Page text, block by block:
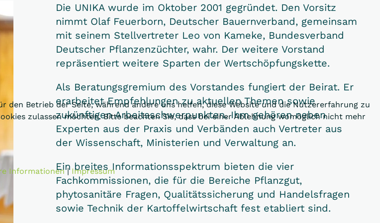
Die UNIKA wurde im Oktober 2001 gegründet. Den Vorsitz
nimmt Olaf Feuerborn, Deutscher Bauernverband, gemeinsam
mit seinem Stellvertreter Leo von Kameke, Bundesverband
Deutscher Pflanzenzüchter, wahr. Der weitere Vorstand
repräsentiert weitere Sparten der Wertschöpfungskette.
Als Beratungsgremium des Vorstandes fungiert der Beirat. Er
erarbeitet Empfehlungen zu aktuellen Themen sowie
zukünftigen Arbeitsschwerpunkten. Ihm gehören neben
Experten aus der Praxis und Verbänden auch Vertreter aus
der Wissenschaft, Ministerien und Verwaltung an.
Ein breites Informationsspektrum bieten die vier
Fachkommissionen, die für die Bereiche Pflanzgut,
phytosanitäre Fragen, Qualitätssicherung und Handelsfragen
sowie Technik der Kartoffelwirtschaft fest etabliert sind.
den Betrieb der Seite, während andere uns helfen, diese Website und die Nutzererfahrung zu
zulassen möchten. Bitte beachten Sie, dass bei einer Ablehnung womöglich nicht mehr
Informationen| Impressum